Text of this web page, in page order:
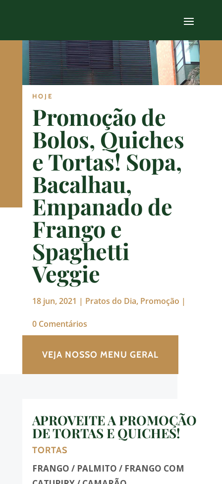
HOJE
Promoção de
Bolos, Quiches
e Tortas! Sopa,
Bacalhau,
Empanado de
Frango e
Spaghetti
Veggie
18 jun, 2021 | Pratos do Dia, Promoção |
0 Comentários
VEJA NOSSO MENU GERAL
APROVEITE A PROMOÇÃO
DE TORTAS E QUICHES!
TORTAS
FRANGO / PALMITO / FRANGO COM